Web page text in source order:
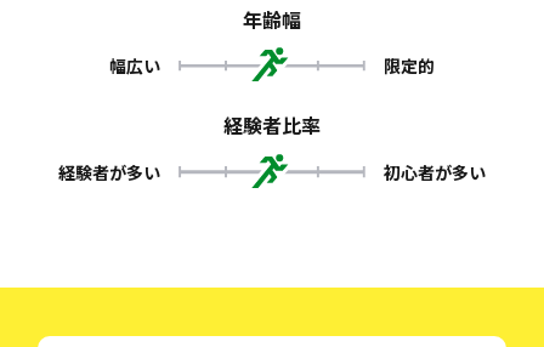
年齢幅
幅広い 限定的
経験者比率
経験者が多い 初心者が多い